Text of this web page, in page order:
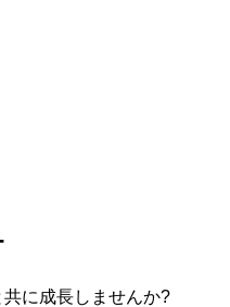
に成長しませんか?